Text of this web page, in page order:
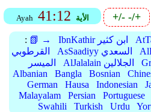
Ayah 41:12 الأية +/--/+
: 📗 → IbnKathir ابن كثير
القرطوبي
AsSaadiyy السعدي
الميسر
AlJalalain الجلالين
Albanian
Bangla Bosnian
German
Hausa Indonesian
Malayalam
Persian Portuguese
Swahili
Turkish Urdu